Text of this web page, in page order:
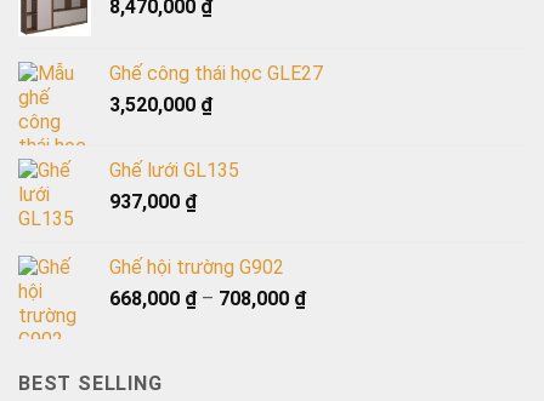
8,470,000 ₫
Ghế công thái học GLE27
3,520,000 ₫
Ghế lưới GL135
937,000 ₫
Ghế hội trường G902
668,000 ₫– 708,000 ₫
BEST SELLING